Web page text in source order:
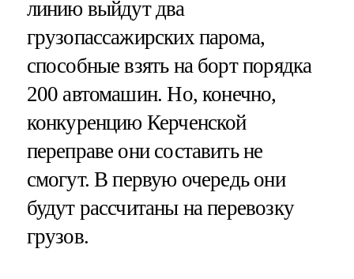
линию выйдут два
грузопассажирских парома,
способные взять на борт порядка
200 автомашин. Но, конечно,
конкуренцию Керченской
переправе они составить не
смогут. В первую очередь они
будут рассчитаны на перевозку
грузов.